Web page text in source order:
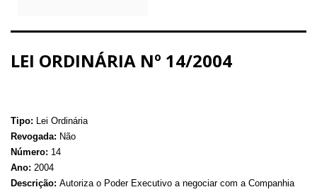
LEI ORDINÁRIA Nº 14/2004
Tipo: Lei Ordinária
Revogada: Não
Número: 14
Ano: 2004
Descrição: Autoriza o Poder Executivo a negociar com a Companhia